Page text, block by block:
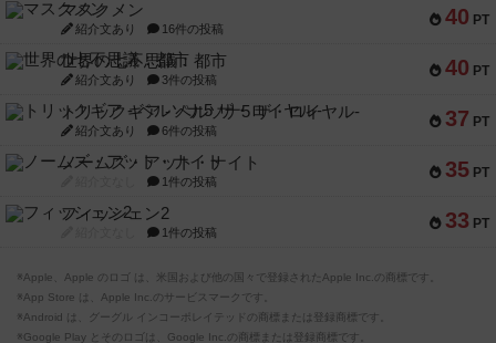
40 PT
マスクメン
紹介文あり 16件の投稿
40 PT
世界の七不思議：都市
紹介文あり 3件の投稿
37 PT
トリックギア - ペルソナ5 ザ・ロイヤル-
紹介文あり 6件の投稿
35 PT
ノームズ・アット・ナイト
1件の投稿
33 PT
フィッシェン2
1件の投稿
※Apple、Apple のロゴ は、米国および他の国々で登録されたApple Inc.の商標です。
※App Store は、Apple Inc.のサービスマークです。
※Android は、グーグル インコーポレイテッドの商標または登録商標です。
※Google Play とそのロゴは、Google Inc.の商標または登録商標です。